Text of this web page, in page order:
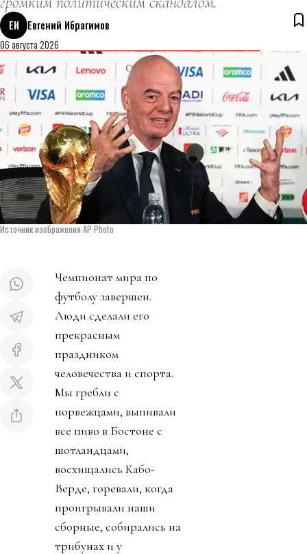
ЕИ
Евгений Ибрагимов
06 августа 2026
Источник изображения AP Photo
Чемпионат мира по
футболу завершен.
Люди сделали его
прекрасным
праздником
человечества и спорта.
Мы гребли с
норвежцами, выпивали
все пиво в Бостоне с
шотландцами,
восхищались Кабо-
Верде, горевали, когда
проигрывали наши
сборные, собирались на
трибунах и у